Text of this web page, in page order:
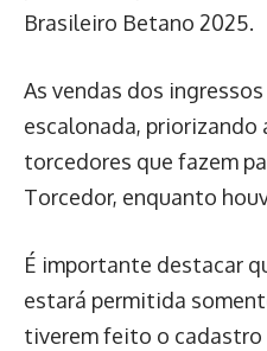
Brasileiro Betano 2025.
As vendas dos
escalonada, priorizando
torcedores que fazem
Torcedor, enquanto
É importante destacar
estará permitida
tiverem feito o